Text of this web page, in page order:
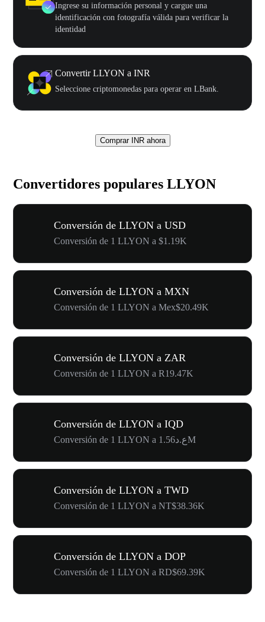
Ingrese su información personal y cargue una
identificación con fotografía válida para verificar la
identidad
Convertir LLYON a INR
Seleccione criptomonedas para operar en LBank.
Comprar INR ahora
Convertidores populares LLYON
Conversión de LLYON a USD
Conversión de 1 LLYON a $1.19K
Conversión de LLYON a MXN
Conversión de 1 LLYON a Mex$20.49K
Conversión de LLYON a ZAR
Conversión de 1 LLYON a R19.47K
Conversión de LLYON a IQD
Conversión de 1 LLYON a ع.د1.56M
Conversión de LLYON a TWD
Conversión de 1 LLYON a NT$38.36K
Conversión de LLYON a DOP
Conversión de 1 LLYON a RD$69.39K